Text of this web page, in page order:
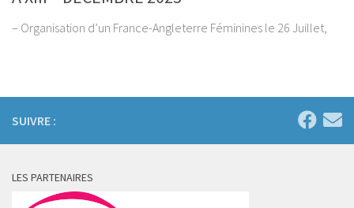
– Organisation d’un France-Angleterre Féminines le 26 Juillet,
SUIVRE :
LES PARTENAIRES